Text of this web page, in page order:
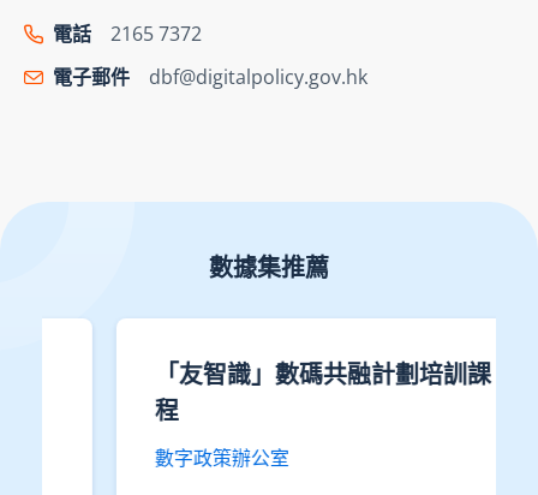
電話
2165 7372
電子郵件
dbf@digitalpolicy.gov.hk
數據集推薦
「友智識」數碼共融計劃培訓課
數字政策辦公室